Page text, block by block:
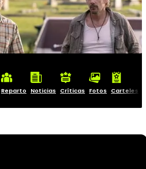
Reparto Noticias Críticas Fotos Carteles